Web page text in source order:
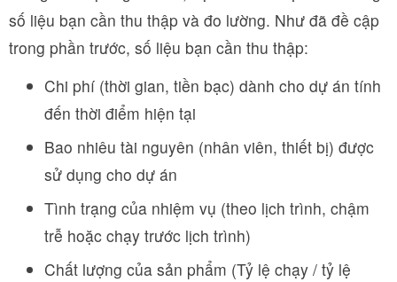
số liệu bạn cần thu thập và đo lường. Như đã đề cập
trong phần trước, số liệu bạn cần thu thập:
Chi phí (thời gian, tiền bạc) dành cho dự án tính
đến thời điểm hiện tại
Bao nhiêu tài nguyên (nhân viên, thiết bị) được
sử dụng cho dự án
Tình trạng của nhiệm vụ (theo lịch trình, chậm
trễ hoặc chạy trước lịch trình)
Chất lượng của sản phẩm (Tỷ lệ chạy / tỷ lệ